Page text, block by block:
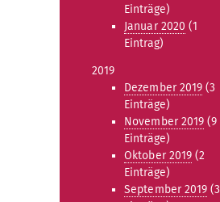
Einträge)
Januar 2020 (1
Eintrag)
2019
Dezember 2019 (3
Einträge)
November 2019 (9
Einträge)
Oktober 2019 (2
Einträge)
September 2019 (3